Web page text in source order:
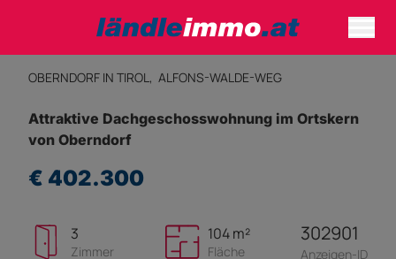
OBERNDORF IN TIROL, ALFONS-WALDE-WEG
Attraktive Dachgeschosswohnung im Ortskern
von Oberndorf
€ 402.300
3
Zimmer
104 m²
Fläche
302901
Anzeigen-ID